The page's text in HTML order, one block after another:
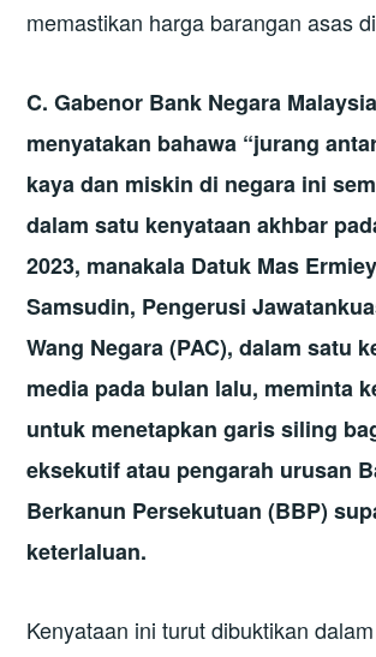
memastikan harga barangan asas
C. Gabenor Bank Negara
menyatakan bahawa “jurang
kaya dan miskin di negara ini
dalam satu kenyataan akhbar
2023, manakala Datuk Mas
Samsudin, Pengerusi
Wang Negara (PAC), dalam satu
media pada bulan lalu, meminta
untuk menetapkan garis siling
eksekutif atau pengarah urusan
Berkanun Persekutuan (BBP)
keterlaluan.
Kenyataan ini turut dibuktikan